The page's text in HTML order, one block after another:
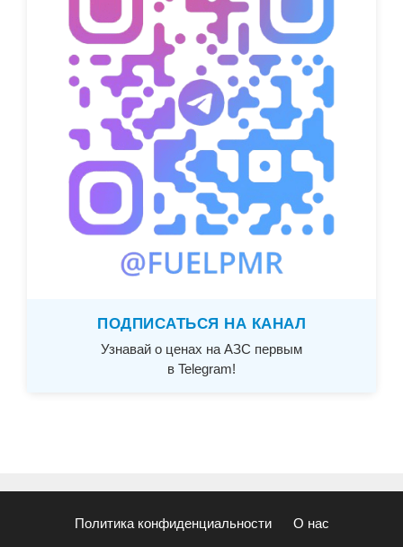
ПОДПИСАТЬСЯ НА КАНАЛ
Узнавай о ценах на АЗС первым
в Telegram!
Политика конфиденциальности О нас